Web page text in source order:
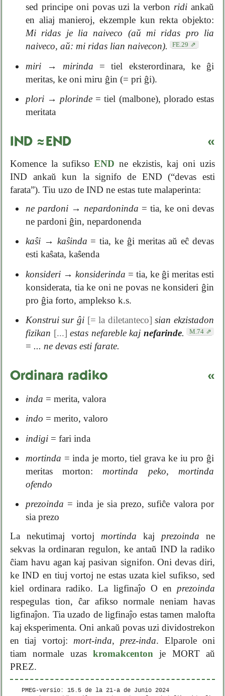
sed principe oni povas uzi la verbonridi ankaŭ
en aliaj manieroj, ekzemple kun rekta objekto:
Mi ridas je lia naiveco (aŭ mi ridas pro lia
naiveco, aŭ: mi ridas lian naivecon).
FE.29
miri → mirinda = tiel eksterordinara, ke ĝi
meritas, ke oni miru ĝin (= pri ĝi).
plori → plorinde = tiel (malbone), plorado estas
meritata
IND ≈ END «
Komence la sufiksoEND ne ekzistis, kaj oni uzis
IND ankaŭ kun la signifo de END (“devas esti
farata”). Tiu uzo de IND ne estas tute malaperinta:
ne pardoni → nepardoninda = tia, ke oni devas
ne pardoni ĝin, nepardonenda
kaŝi → kaŝinda = tia, ke ĝi meritas aŭ eĉ devas
esti kaŝata, kaŝenda
konsideri → konsiderinda = tia, ke ĝi meritas esti
konsiderata, tia ke oni ne povas ne konsideri ĝin
pro ĝia forto, amplekso k.s.
Konstrui sur ĝi [= la diletanteco] sian ekzistadon
fizikan [...] estas nefareble kajnefarinde. M.74
= ... ne devas esti farate.
Ordinara radiko «
inda = merita, valora
indo = merito, valoro
indigi= fari inda
mortinda = inda je morto, tiel grava ke iu pro ĝi
meritas morton: mortinda peko, mortinda
ofendo
prezoinda = inda je sia prezo, sufiĉe valora por
sia prezo
La nekutimaj vortoj mortinda kaj prezoinda ne
sekvas la ordinaran regulon, ke antaŭ IND la radiko
ĉiam havu agan kaj pasivan signifon. Oni devas diri,
ke IND en tiuj vortoj ne estas uzata kiel sufikso, sed
kiel ordinara radiko. La ligfinaĵo O en prezoinda
respegulas tion, ĉar afikso normale neniam havas
ligfinaĵon. Tia uzado de ligfinaĵo estas tamen malofta
kaj eksperimenta. Oni ankaŭ povas uzi dividostrekon
en tiaj vortoj: mort-inda, prez-inda. Elparole oni
tiam normale uzas kromakcenton je MORT aŭ
PREZ.
PMEG-versio: 15.5 de la21-a de Junio 2024